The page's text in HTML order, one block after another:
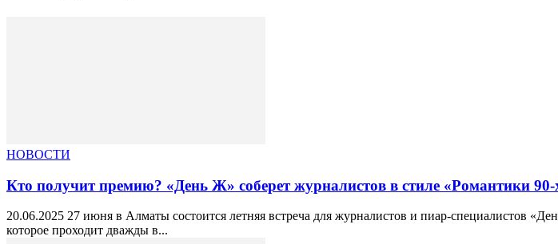
НОВОСТИ
Кто получит премию? «День Ж» соберет журналистов в стиле «Романтики 90-
20.06.2025 27 июня в Алматы состоится летняя встреча для журналистов и пиар-специалистов
которое проходит дважды в...